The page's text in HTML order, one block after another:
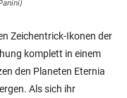
Zeichentrick-Ikonen der
komplett in einem
den Planeten Eternia
Als sich ihr